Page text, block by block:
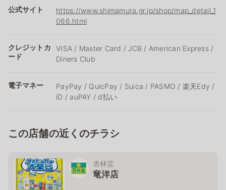
公式サイト
https://www.shimamura.gr.jp/shop/map_detail_1
066.html
クレジットカ
ード
VISA / Master Card / JCB / American Express /
Diners Club
電子マネー
PayPay / QuicPay / Suica / PASMO / 楽天Edy /
iD / auPAY / d払い
この店舗の近くのチラシ
杏林堂
竜洋店